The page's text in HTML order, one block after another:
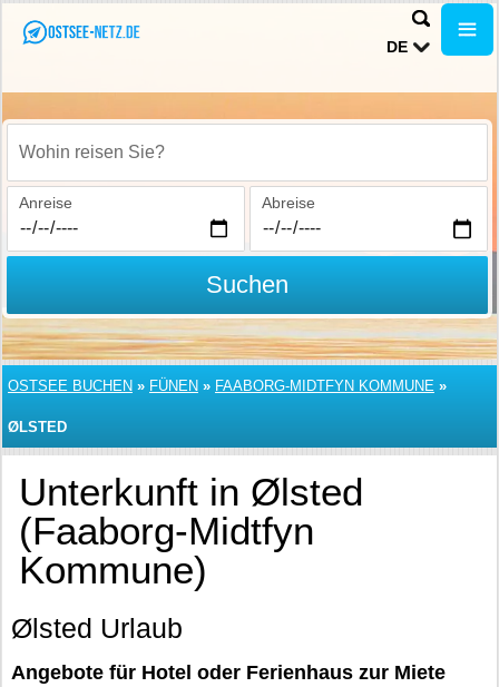
DE
Wohin reisen Sie?
Anreise Abreise
Suchen
OSTSEE BUCHEN » FÜNEN » FAABORG-MIDTFYN KOMMUNE »
ØLSTED
Unterkunft in Ølsted
(Faaborg-Midtfyn
Kommune)
Ølsted Urlaub
Angebote für Hotel oder Ferienhaus zur Miete